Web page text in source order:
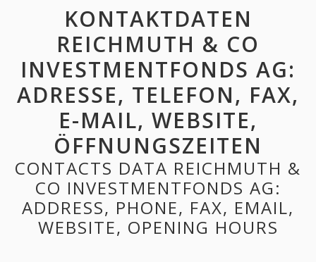
KONTAKTDATEN
REICHMUTH & CO
INVESTMENTFONDS AG:
ADRESSE, TELEFON, FAX,
E-MAIL, WEBSITE,
ÖFFNUNGSZEITEN
CONTACTS DATA REICHMUTH &
CO INVESTMENTFONDS AG:
ADDRESS, PHONE, FAX, EMAIL,
WEBSITE, OPENING HOURS